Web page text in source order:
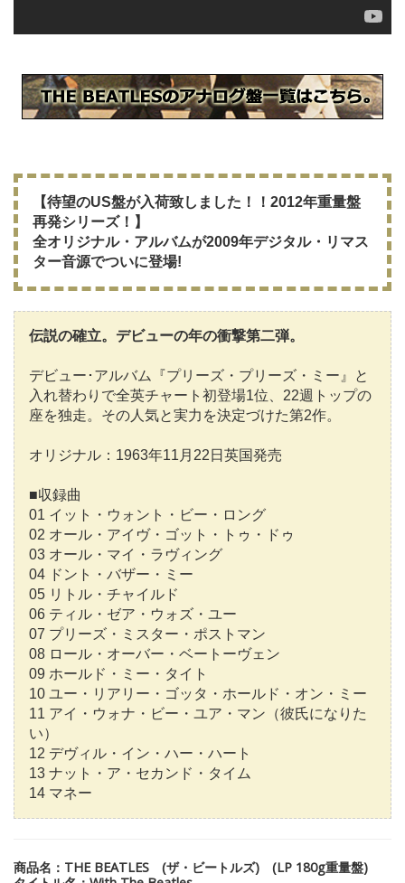
【待望のUS盤が入荷致しました！！2012年重量盤
再発シリーズ！】
全オリジナル・アルバムが2009年デジタル・リマス
ター音源でついに登場!
伝説の確立。デビューの年の衝撃第二弾。
デビュー･アルバム『プリーズ・プリーズ・ミー』と
入れ替わりで全英チャート初登場1位、22週トップの
座を独走。その人気と実力を決定づけた第2作。
オリジナル：1963年11月22日英国発売
■収録曲
01 イット・ウォント・ビー・ロング
02 オール・アイヴ・ゴット・トゥ・ドゥ
03 オール・マイ・ラヴィング
04 ドント・バザー・ミー
05 リトル・チャイルド
06 ティル・ゼア・ウォズ・ユー
07 プリーズ・ミスター・ポストマン
08 ロール・オーバー・ベートーヴェン
09 ホールド・ミー・タイト
10 ユー・リアリー・ゴッタ・ホールド・オン・ミー
11 アイ・ウォナ・ビー・ユア・マン（彼氏になりた
い）
12 デヴィル・イン・ハー・ハート
13 ナット・ア・セカンド・タイム
14 マネー
商品名：THE BEATLES (ザ・ビートルズ) (LP 180g重量盤)